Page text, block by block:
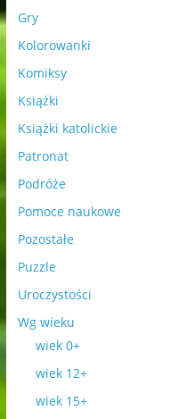
Gry
Kolorowanki
Komiksy
Książki
Książki katolickie
Patronat
Podróże
Pomoce naukowe
Pozostałe
Puzzle
Uroczystości
Wg wieku
wiek 0+
wiek 12+
wiek 15+